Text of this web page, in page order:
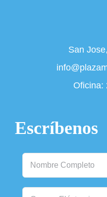
San
Oficina:
Escríbenos